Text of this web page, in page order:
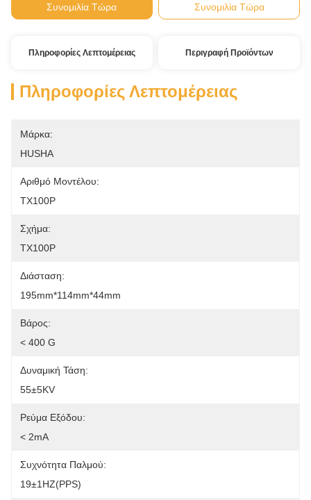
Συνομιλία Τώρα Συνομιλία Τώρα
Πληροφορίες Λεπτομέρειας Περιγραφή Προϊόντων
Πληροφορίες Λεπτομέρειας
Μάρκα:
HUSHA
Αριθμό Μοντέλου:
TX100P
Σχήμα:
TX100P
Διάσταση:
195mm*114mm*44mm
Βάρος:
< 400 G
Δυναμική Τάση:
55±5KV
Ρεύμα Εξόδου:
< 2mA
Συχνότητα Παλμού:
19±1HZ(PPS)